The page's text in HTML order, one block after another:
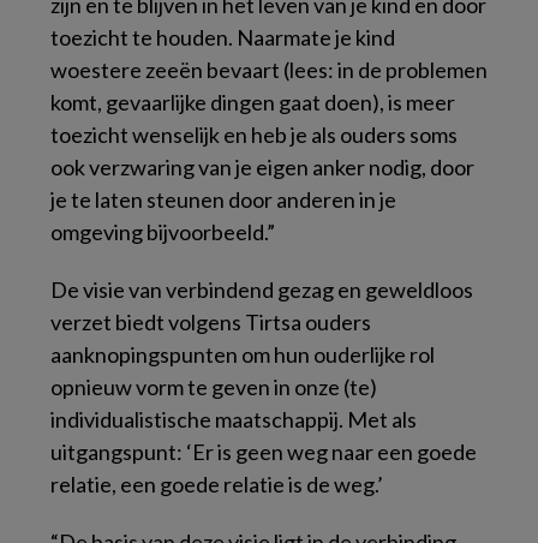
toezicht te houden. Naarmate je kind
woestere zeeën bevaart (lees: in de problemen
komt, gevaarlijke dingen gaat doen), is meer
toezicht wenselijk en heb je als ouders soms
ook verzwaring van je eigen anker nodig, door
je te laten steunen door anderen in je
omgeving bijvoorbeeld.”
De visie van verbindend gezag en geweldloos
verzet biedt volgens Tirtsa ouders
aanknopingspunten om hun ouderlijke rol
opnieuw vorm te geven in onze (te)
individualistische maatschappij. Met als
uitgangspunt: ‘Er is geen weg naar een goede
relatie, een goede relatie is de weg.’